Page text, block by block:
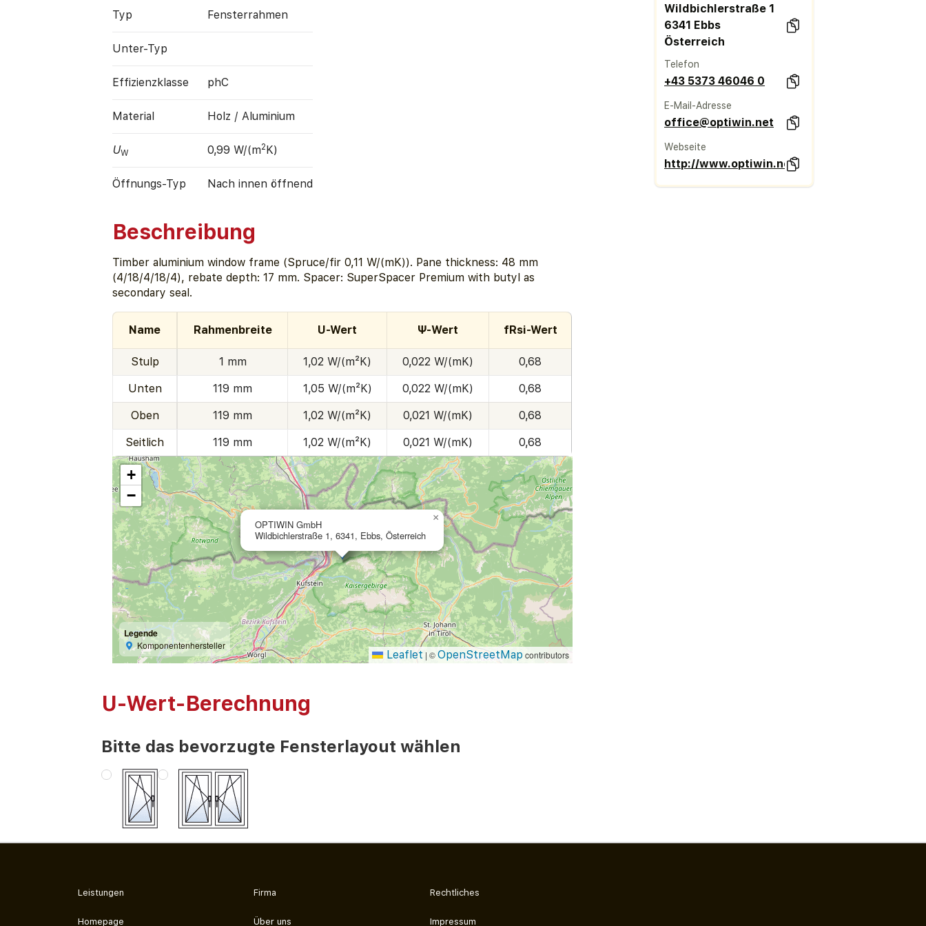
Typ Fensterrahmen
Unter-Typ
Effizienz­klasse phC
Material Holz / Aluminium
UW 0,99 W/(m2K)
Öffnungs-Typ Nach innen öffnend
Beschreibung
Timber aluminium window frame (Spruce/fir 0,11 W/(mK)). Pane thickness: 48 mm
(4/18/4/18/4), rebate depth: 17 mm. Spacer: SuperSpacer Premium with butyl as
secondary seal.
Name Rahmenbreite U-Wert Ψ-Wert fRsi-Wert
Stulp 1 mm 1,02 W/(m²K) 0,022 W/(mK) 0,68
Unten 119 mm 1,05 W/(m²K) 0,022 W/(mK) 0,68
Oben 119 mm 1,02 W/(m²K) 0,021 W/(mK) 0,68
Seitlich 119 mm 1,02 W/(m²K) 0,021 W/(mK) 0,68
OPTIWIN GmbH
Wildbichlerstraße 1, 6341, Ebbs, Österreich
×
+
−
Legende
Komponentenhersteller
Leaflet | ©OpenStreetMap contributors
Wildbichlerstraße 1
6341 Ebbs
Österreich
Telefon
+43 5373 46046 0
E-Mail-Adresse
office@optiwin.net
Webseite
http://www.optiwin.net
U-Wert-Berechnung
Bitte das bevorzugte Fenster­layout wählen
Leistungen
Homepage
Firma
Über uns
Rechtliches
Impressum